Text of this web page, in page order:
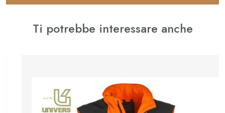
Ti potrebbe interessare anche